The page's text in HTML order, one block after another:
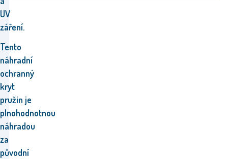
UV
záření.
Tento
náhradní
ochranný
kryt
pružin je
plnohodnotnou
náhradou
za
původní